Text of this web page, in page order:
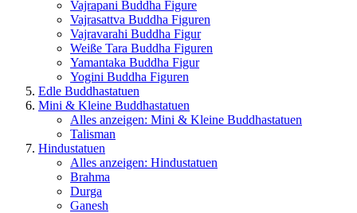
Vajrapani Buddha Figure
Vajrasattva Buddha Figuren
Vajravarahi Buddha Figur
Weiße Tara Buddha Figuren
Yamantaka Buddha Figur
Yogini Buddha Figuren
Edle Buddhastatuen
Mini & Kleine Buddhastatuen
Alles anzeigen: Mini & Kleine Buddhastatuen
Talisman
Hindustatuen
Alles anzeigen: Hindustatuen
Brahma
Durga
Ganesh